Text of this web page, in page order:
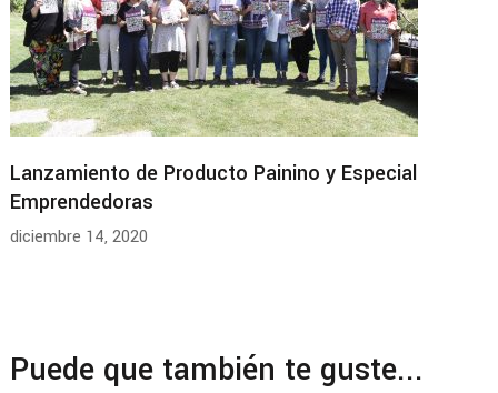
Lanzamiento de Producto Painino y Especial
Emprendedoras
diciembre 14, 2020
Puede que también te guste...